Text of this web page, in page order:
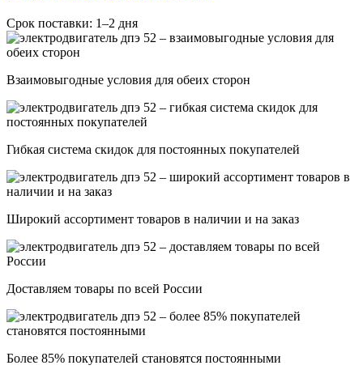
Срок поставки: 1–2 дня
Взаимовыгодные условия для обеих сторон
Гибкая система скидок для постоянных покупателей
Широкий ассортимент товаров в наличии и на заказ
Доставляем товары по всей России
Более 85% покупателей становятся постоянными